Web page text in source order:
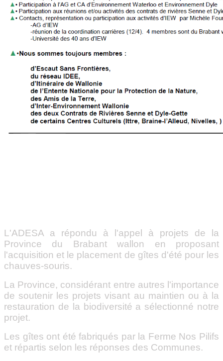
L'ADESA a répondu à l'appel à projets de la
Province du Brabant wallon en proposant
l'acquisition et le placement de gîtes d'été pour les
chauves-souris.
La Province, considérant entre autres l'importance
de soutenir les projets visant au maintien ou à la
restauration de la biodiversité a sélectionné notre
projet.
Les gîtes ont été fabriqués par la Ferme Nos Pilifs
et répartis selon les réponses des Communes.